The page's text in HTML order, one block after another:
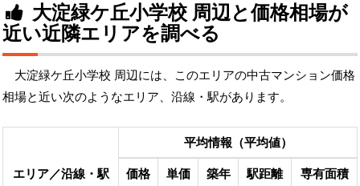
大淀緑ケ丘小学校 周辺と価格相場が
近い近隣エリアを調べる
大淀緑ケ丘小学校 周辺には、このエリアの中古マンション価格
相場と近い次のようなエリア、沿線・駅があります。
エリア／沿線・駅
平均情報（平均値）
価格
単価 築年 駅距離 専有面積